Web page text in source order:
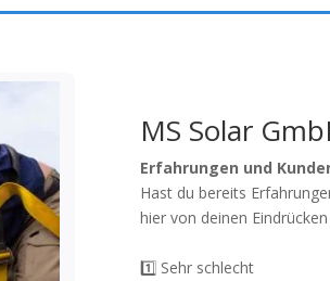
MS Solar
Erfahrungen und
Hast du bereits
hier von deinen
1️⃣ Sehr schlecht